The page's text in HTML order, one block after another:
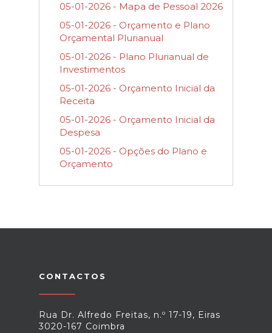
05-01-2026 - Mapa de Pessoal 2026
05-01-2026 - Orçamento e Plano
Orçamental Plurianual
05-01-2026 - Plano Plurianual de
Investimentos
05-01-2026 - Orçamento Inicial da
Receita
05-01-2026 - Orçamento Inicial da
Despesa
05-01-2026 - Opções do Plano e
Orçamento
CONTACTOS
Rua Dr. Alfredo Freitas, n.º 17-19, Eiras
3020-167 Coimbra